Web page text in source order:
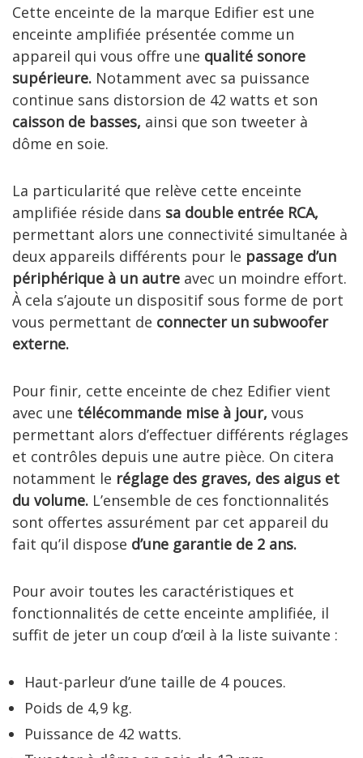
Cette enceinte de la marque Edifier est une
enceinte amplifiée présentée comme un
appareil qui vous offre une qualité sonore
supérieure. Notamment avec sa puissance
continue sans distorsion de 42 watts et son
caisson de basses, ainsi que son tweeter à
dôme en soie.
La particularité que relève cette enceinte
amplifiée réside dans sa double entrée RCA,
permettant alors une connectivité simultanée à
deux appareils différents pour le passage d’un
périphérique à un autre avec un moindre effort.
À cela s’ajoute un dispositif sous forme de port
vous permettant de connecter un subwoofer
externe.
Pour finir, cette enceinte de chez Edifier vient
avec une télécommande mise à jour, vous
permettant alors d’effectuer différents réglages
et contrôles depuis une autre pièce. On citera
notamment le réglage des graves, des aigus et
du volume. L’ensemble de ces fonctionnalités
sont offertes assurément par cet appareil du
fait qu’il dispose d’une garantie de 2 ans.
Pour avoir toutes les caractéristiques et
fonctionnalités de cette enceinte amplifiée, il
suffit de jeter un coup d’œil à la liste suivante :
Haut-parleur d’une taille de 4 pouces.
Poids de 4,9 kg.
Puissance de 42 watts.